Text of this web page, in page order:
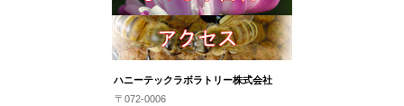
ハニーテックラボラトリー株式会社
〒072-0006